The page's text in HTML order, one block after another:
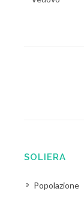
SOLIERA
Popolazione